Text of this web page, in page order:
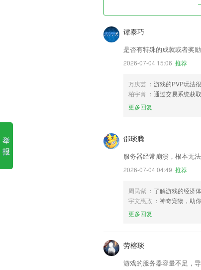
谭泰巧
是否有特殊的成就或者奖
2026-07-04 15:06 推荐
万庆芸 ：游戏的PVP玩法
柏宇菁 ：通过交易系统获
更多回复
邵琰腾
服务器经常崩溃，根本无法
2026-07-04 04:49 推荐
周民紫 ：了解游戏的经济
宇文惠政 ：神奇宠物，助
更多回复
劳榕琰
游戏的服务器容量不足，
举
报